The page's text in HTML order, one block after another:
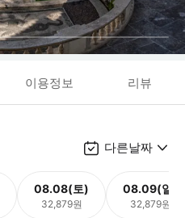
이용정보 리뷰
다른날짜
08.08(토)
32,879원
08.09(일)
32,879원